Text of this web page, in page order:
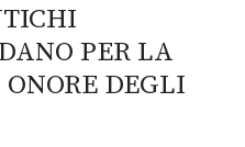
PER LA
DEGLI